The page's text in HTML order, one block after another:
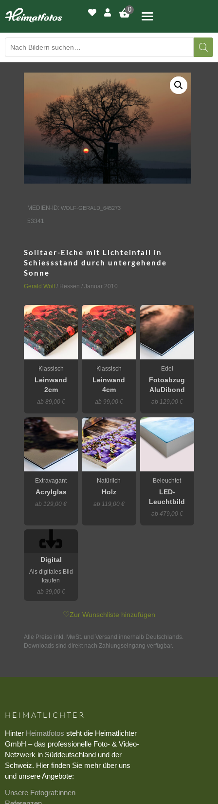
0
BILDERGALERIE
DRUCKQUALITÄTEN
LED-LEUCHTBILDER
WIR DRUCKEN IHR BILD
AUSSTELLUNGEN
KONTAKT
MEDIEN-ID: WOLF-GERALD_645273
53341
Solitaer-Eiche mit Lichteinfall in
Schiessstand durch untergehende
Sonne
Gerald Wolf / Hessen / Januar 2010
Klassisch
Leinwand
2cm
ab 89,00 €
Klassisch
Leinwand
4cm
ab 99,00 €
Edel
Fotoabzug
AluDibond
ab 129,00 €
Extravagant
Acrylglas
ab 129,00 €
Natürlich
Holz
ab 119,00 €
Beleuchtet
LED-
Leuchtbild
ab 479,00 €
Digital
Als digitales Bild
kaufen
ab 39,00 €
♡Zur Wunschliste hinzufügen
Alle Preise inkl. MwSt. und Versand innerhalb Deutschlands.
Downloads sind direkt nach Zahlungseingang verfügbar.
HEIMATLICHTER
Hinter Heimatfotos steht die Heimatlichter
GmbH – das professionelle Foto- & Video-
Netzwerk in Süddeutschland und der
Schweiz. Hier finden Sie mehr über uns
und unsere Angebote:
Unsere Fotograf:innen